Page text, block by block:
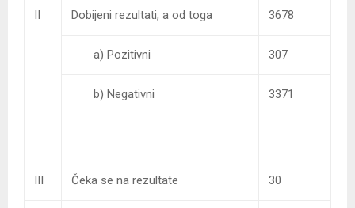
II Dobijeni rezultati, a od toga 3678
a) Pozitivni 307
b) Negativni 3371
III Čeka se na rezultate 30